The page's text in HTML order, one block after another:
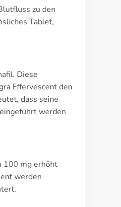
zu den
Tablet,
Diese
Effervescent den
dass seine
werden
100 mg erhöht
werden